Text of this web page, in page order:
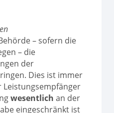
– sofern die
– die
der
Dies ist immer
Leistungsempfänger
wesentlich an der
eingeschränkt ist